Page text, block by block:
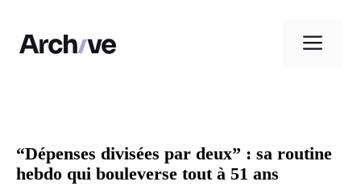
contenu
“Dépenses divisées par deux” : sa routine
hebdo qui bouleverse tout à 51 ans